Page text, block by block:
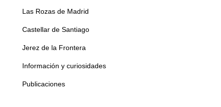
Las Rozas de Madrid
Castellar de Santiago
Jerez de la Frontera
Información y curiosidades
Publicaciones